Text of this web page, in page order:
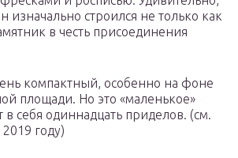
изначально строился не только как
в честь присоединения
компактный, особенно на фоне
площади. Но это «маленькое»
в себя одиннадцать приделов. (см.
году)